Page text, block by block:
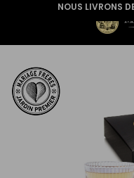
NOUS LIVRONS